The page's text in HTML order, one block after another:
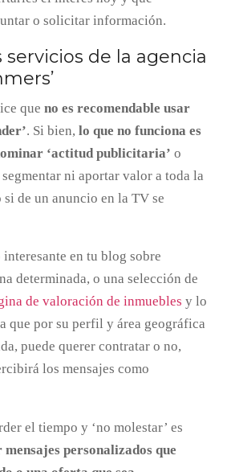
o solicitar información.
servicios de la agencia
que no es recomendable usar
. Si bien, lo que no funciona es
‘actitud publicitaria’ o
ni aportar valor a toda la
si de un anuncio en la TV se
en tu blog sobre
determinada, o una selección de
de valoración de inmuebles y lo
que por su perfil y área geográfica
puede querer contratar o no,
los mensajes como
el tiempo y ‘no molestar’ es
personalizados que